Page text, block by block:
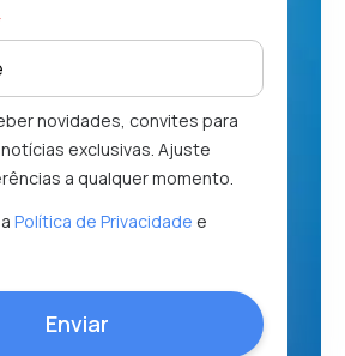
novidades, convites para
exclusivas. Ajuste
a qualquer momento.
Política de Privacidade e